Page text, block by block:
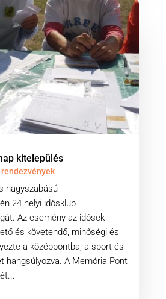
kitelepülés
rendezvények
nagyszabású
24 helyi idősklub
Az esemény az idősek
és követendő, minőségi és
a középpontba, a sport és
hangsúlyozva. A Memória Pont